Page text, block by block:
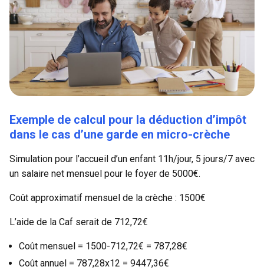
Exemple de calcul pour la déduction d’impôt
dans le cas d’une garde en micro-crèche
Simulation pour l’accueil d’un enfant 11h/jour, 5 jours/7 avec
un salaire net mensuel pour le foyer de 5000€.
Coût approximatif mensuel de la crèche : 1500€
L’aide de la Caf serait de 712,72€
Coût mensuel = 1500-712,72€ = 787,28€
Coût annuel = 787,28x12 = 9447,36€